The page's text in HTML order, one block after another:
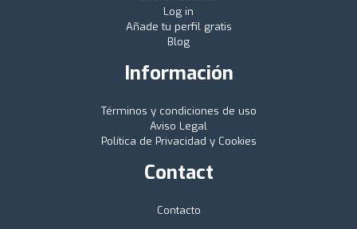
Log in
Añade tu perfil gratis
Blog
Información
Términos y condiciones de uso
Aviso Legal
Política de Privacidad y Cookies
Contact
Contacto